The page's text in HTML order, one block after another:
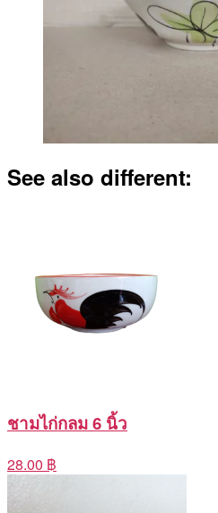
See also different:
ชามไก่กลม 6 นิ้ว
28.00 ฿